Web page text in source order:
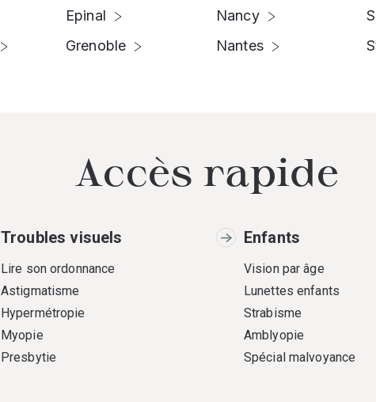
Epinal
Grenoble
Nancy
Nantes
Accès rapide
Troubles visuels
Lire son ordonnance
Astigmatisme
Hypermétropie
Myopie
Presbytie
Enfants
Vision par âge
Lunettes enfants
Strabisme
Amblyopie
Spécial malvoyance